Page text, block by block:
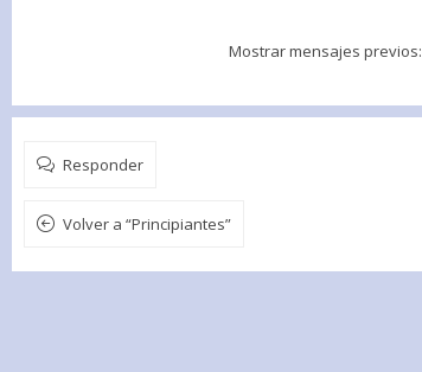
Mostrar mensajes previos:
Responder
Volver a “Principiantes”